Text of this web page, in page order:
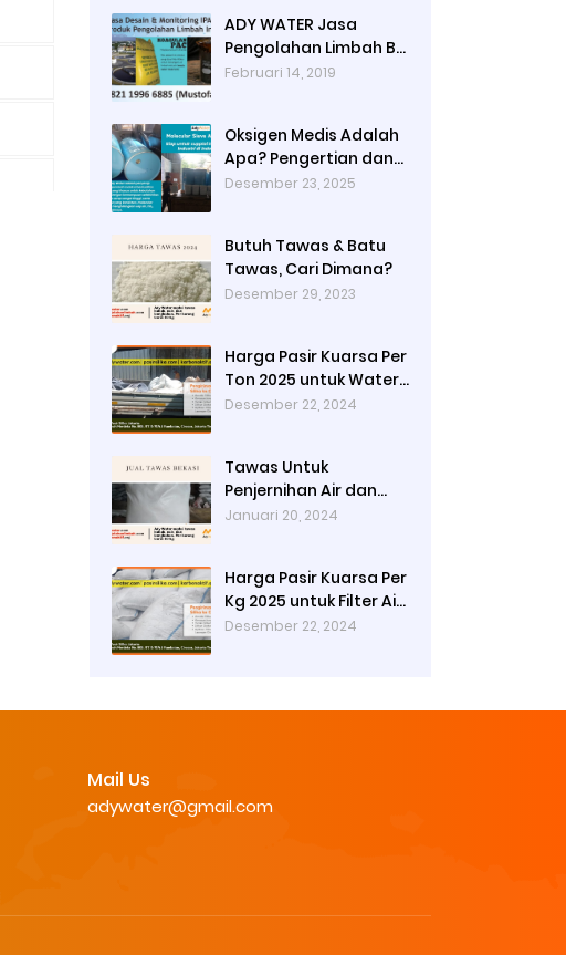
ADY WATER Jasa
Pengolahan Limbah B3
Pengolahan Limbah
Surabaya Tangerang
Selatan
Februari 14, 2019
Oksigen Medis Adalah
Apa? Pengertian dan
Peruntukannya
Desember 23, 2025
Butuh Tawas & Batu
Tawas, Cari Dimana?
Desember 29, 2023
Harga Pasir Kuarsa Per
Ton 2025 untuk Water
Treatment Plant di
Desember 22, 2024
Tawas Untuk
Penjernihan Air dan
Cara Kerjanya
Januari 20, 2024
Harga Pasir Kuarsa Per
Kg 2025 untuk Filter Air
Rumah Tangga
Desember 22, 2024
Mail Us
adywater@gmail.com